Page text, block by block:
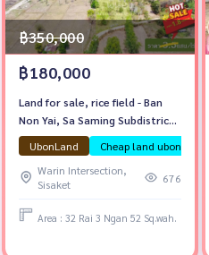
฿350,000
฿180,000
Land for sale, rice field - Ban
Non Yai, Sa Saming Subdistrict,
Warin District.
UbonLand Cheap land ubon
Warin Intersection,
Sisaket
676
Area : 32 Rai 3 Ngan 52 Sq.wah.